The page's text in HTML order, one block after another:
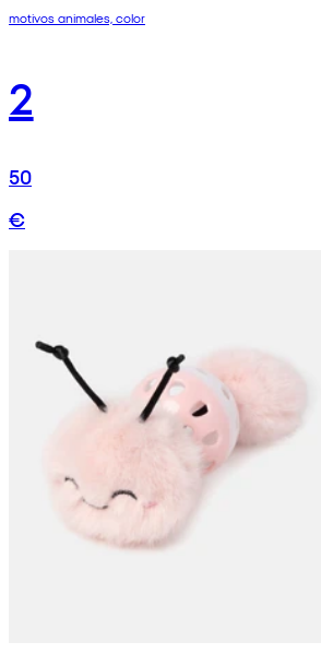
motivos animales, color
2
50
€